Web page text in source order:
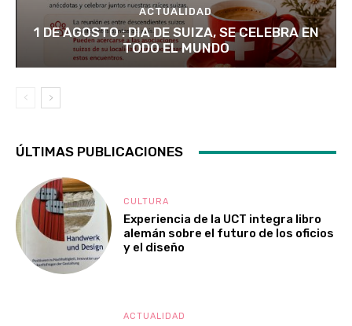
ACTUALIDAD
1 DE AGOSTO : DIA DE SUIZA, SE CELEBRA EN
TODO EL MUNDO
ÚLTIMAS PUBLICACIONES
CULTURA
Experiencia de la UCT integra libro
alemán sobre el futuro de los oficios
y el diseño
ACTUALIDAD